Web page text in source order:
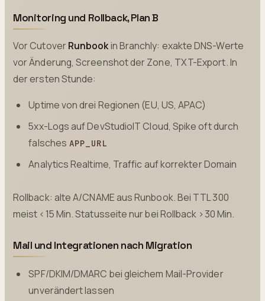
Monitoring und Rollback, Plan B
Vor CutoverRunbookin Branchly: exakte DNS-Werte
vor Änderung, Screenshot der Zone, TXT-Export. In
der ersten Stunde:
Uptime von drei Regionen (EU, US, APAC)
5xx-Logs auf DevStudioIT Cloud, Spike oft durch
falsches APP_URL
Analytics Realtime, Traffic auf korrekter Domain
Rollback: alte A/CNAME aus Runbook. Bei TTL 300
meist <15 Min. Statusseite nur bei Rollback >30 Min.
Mail und Integrationen nach Migration
SPF/DKIM/DMARC bei gleichem Mail-Provider
unverändert lassen